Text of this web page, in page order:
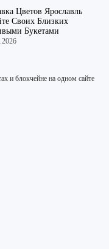
Цветов Ярославль
Своих Близких
Букетами
и блокчейне на одном сайте